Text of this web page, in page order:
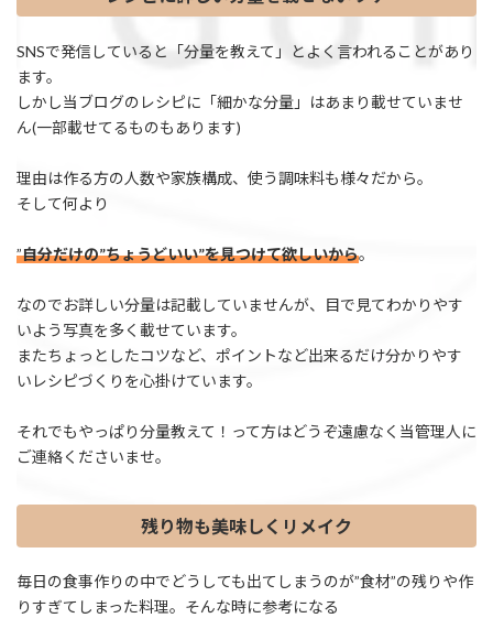
SNSで発信していると「分量を教えて」とよく言われることがあり
ます。
しかし当ブログのレシピに「細かな分量」はあまり載せていませ
ん(一部載せてるものもあります)
理由は作る方の人数や家族構成、使う調味料も様々だから。
そして何より
”自分だけの”ちょうどいい”を見つけて欲しいから。
なのでお詳しい分量は記載していませんが、目で見てわかりやす
いよう写真を多く載せています。
またちょっとしたコツなど、ポイントなど出来るだけ分かりやす
いレシピづくりを心掛けています。
それでもやっぱり分量教えて！って方はどうぞ遠慮なく当管理人に
ご連絡くださいませ。
残り物も美味しくリメイク
毎日の食事作りの中でどうしても出てしまうのが”食材”の残りや作
りすぎてしまった料理。そんな時に参考になる